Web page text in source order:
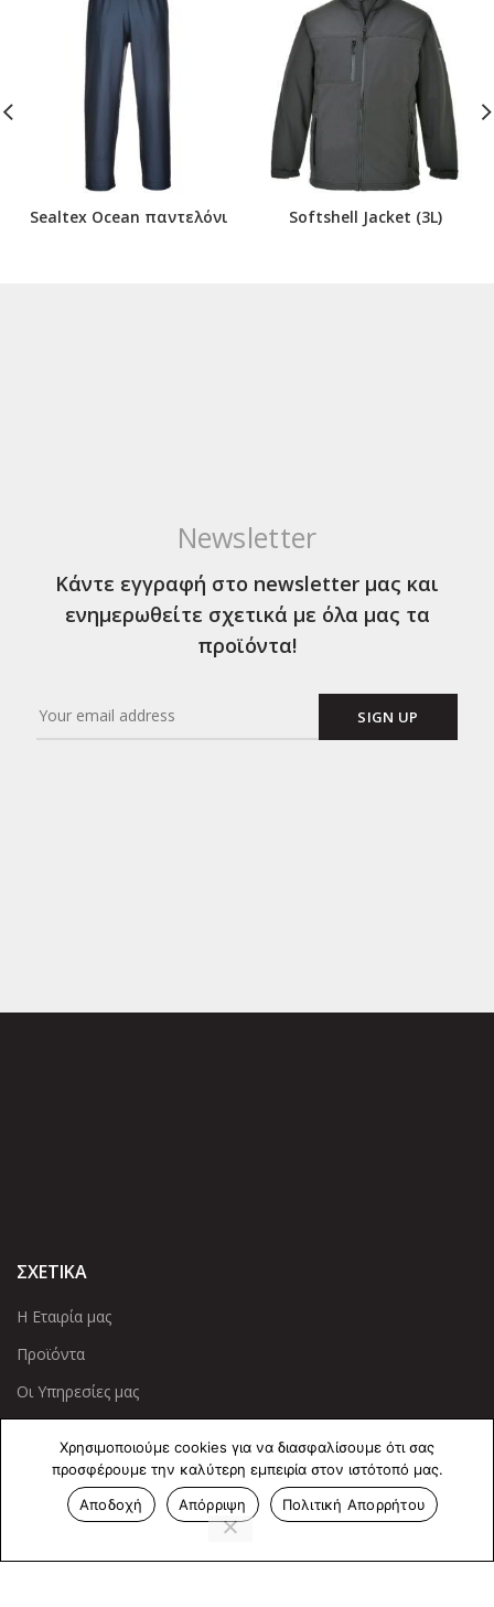
Sealtex Ocean παντελόνι Softshell Jacket (3L)
Newsletter
Κάντε εγγραφή στο newsletter μας και
ενημερωθείτε σχετικά με όλα μας τα
προϊόντα!
ΣΧΕΤΙΚΑ
Η Εταιρία μας
Προϊόντα
Οι Υπηρεσίες μας
ΠΛΗΡΟΦΟΡΙΕΣ
Πολιτική Απορρήτου
Επικοινωνία
Χρησιμοποιούμε cookies για να διασφαλίσουμε ότι σας
προσφέρουμε την καλύτερη εμπειρία στον ιστότοπό μας.
Αποδοχή
Απόρριψη Πολιτική Απορρήτου